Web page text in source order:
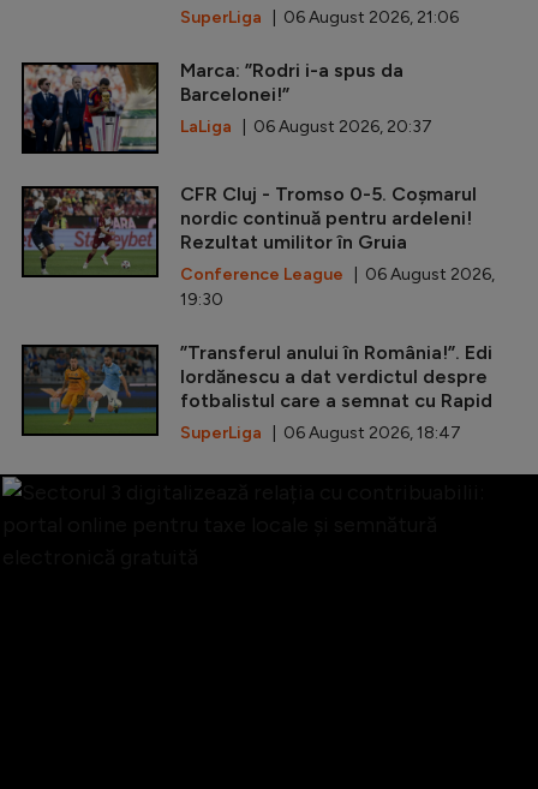
SuperLiga | 06 August 2026, 21:06
Marca: ”Rodri i-a spus da
Barcelonei!”
LaLiga | 06 August 2026, 20:37
CFR Cluj - Tromso 0-5. Coșmarul
nordic continuă pentru ardeleni!
Rezultat umilitor în Gruia
Conference League | 06 August 2026,
19:30
”Transferul anului în România!”. Edi
Iordănescu a dat verdictul despre
fotbalistul care a semnat cu Rapid
SuperLiga | 06 August 2026, 18:47